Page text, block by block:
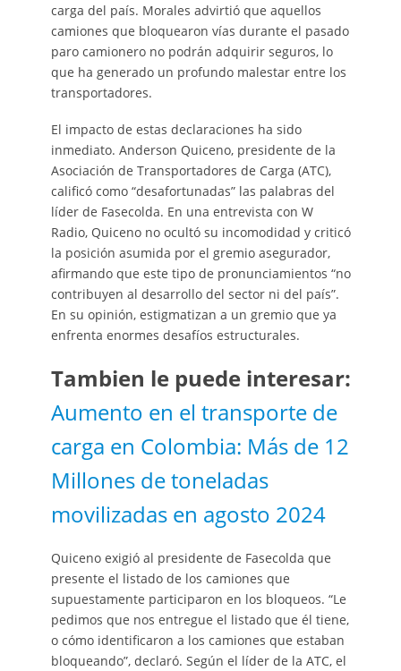
carga del país. Morales advirtió que aquellos
camiones que bloquearon vías durante el pasado
paro camionero no podrán adquirir seguros, lo
que ha generado un profundo malestar entre los
transportadores.
El impacto de estas declaraciones ha sido
inmediato. Anderson Quiceno, presidente de la
Asociación de Transportadores de Carga (ATC),
calificó como “desafortunadas” las palabras del
líder de Fasecolda. En una entrevista con W
Radio, Quiceno no ocultó su incomodidad y criticó
la posición asumida por el gremio asegurador,
afirmando que este tipo de pronunciamientos “no
contribuyen al desarrollo del sector ni del país”.
En su opinión, estigmatizan a un gremio que ya
enfrenta enormes desafíos estructurales.
Tambien le puede interesar:
Aumento en el transporte de
carga en Colombia: Más de 12
Millones de toneladas
movilizadas en agosto 2024
Quiceno exigió al presidente de Fasecolda que
presente el listado de los camiones que
supuestamente participaron en los bloqueos. “Le
pedimos que nos entregue el listado que él tiene,
o cómo identificaron a los camiones que estaban
bloqueando”, declaró. Según el líder de la ATC, el